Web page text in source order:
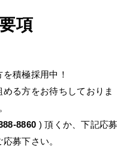
項
積極採用中！
る方をお待ちしておりま
8860 ​) 頂くか、下記応募
募下さい。